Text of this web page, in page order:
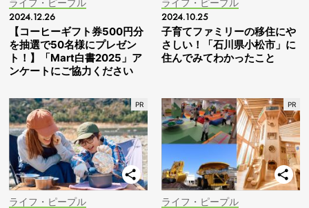
ライフ・ピープル
2024.12.26
【コーヒーギフト券500円分
を抽選で50名様にプレゼン
ト！】「Mart白書2025」ア
ンケートにご協力ください
ライフ・ピープル
2024.10.25
子育てファミリーの移住にや
さしい！「石川県小松市」に
住んでみてわかったこと
ライフ・ピープル ライフ・ピープル